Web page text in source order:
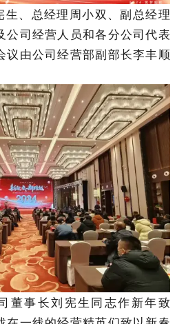
生、总经理周小双、副总经理
公司经营人员和各分公司代表
议由公司经营部副部长李丰顺
董事长刘宪生同志作新年致